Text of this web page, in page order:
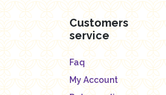
Customers
service
Faq
My Account